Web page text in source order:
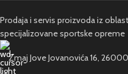
Prodaja i servis proizvoda iz
specijalizovane sportske opreme
Zmaj Jove Jovanovića 16,